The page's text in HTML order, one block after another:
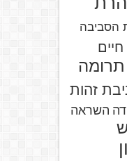
הסביבה
זהות
השראה